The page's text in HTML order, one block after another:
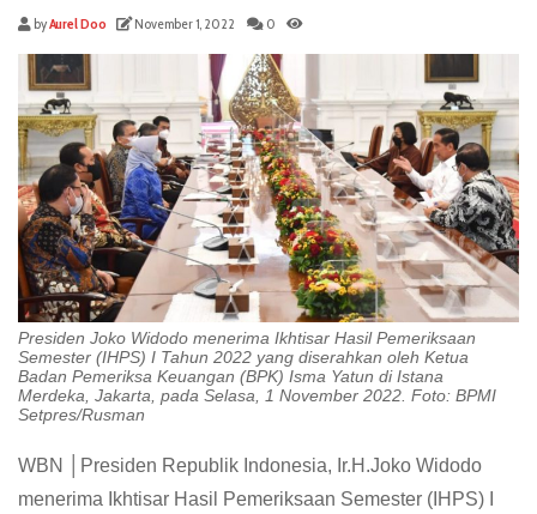
byAurel Doo November 1, 2022 0
Presiden Joko Widodo menerima Ikhtisar Hasil Pemeriksaan
Semester (IHPS) I Tahun 2022 yang diserahkan oleh Ketua
Badan Pemeriksa Keuangan (BPK) Isma Yatun di Istana
Merdeka, Jakarta, pada Selasa, 1 November 2022. Foto: BPMI
Setpres/Rusman
WBN │Presiden Republik Indonesia, Ir.H.Joko Widodo
menerima Ikhtisar Hasil Pemeriksaan Semester (IHPS) I